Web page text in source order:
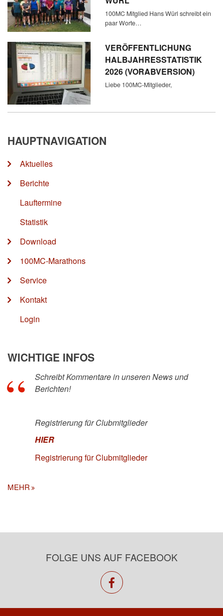
100MC Mitglied Hans Würl schreibt ein
paar Worte…
VERÖFFENTLICHUNG
HALBJAHRESSTATISTIK
2026 (VORABVERSION)
Liebe 100MC-Mitglieder,
HAUPTNAVIGATION
Aktuelles
Berichte
Lauftermine
Statistik
Download
100MC-Marathons
Service
Kontakt
Login
WICHTIGE INFOS
Schreibt Kommentare in unseren News und
Berichten!
Registrierung für Clubmitglieder
HIER
Registrierung für Clubmitglieder
MEHR
FOLGE UNS AUF FACEBOOK
facebook